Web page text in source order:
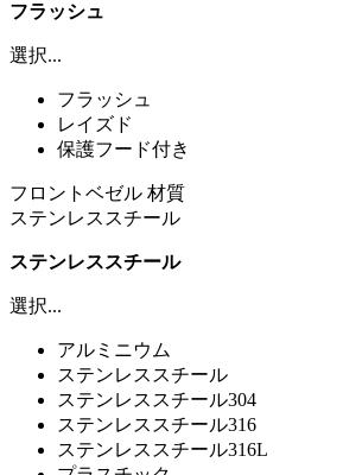
フラッシュ
選択...
フラッシュ
レイズド
保護フード付き
フロントベゼル 材質
ステンレススチール
ステンレススチール
選択...
アルミニウム
ステンレススチール
ステンレススチール304
ステンレススチール316
ステンレススチール316L